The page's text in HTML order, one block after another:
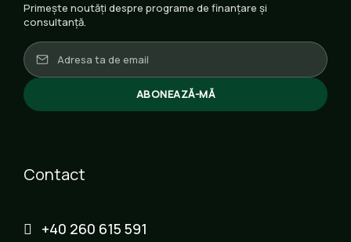
Primește noutăți despre programe de finanțare și
consultanță.
ABONEAZĂ-MĂ
Contact
+40 260 615 591